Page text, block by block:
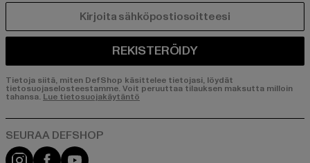
REKISTERÖIDY
Tietoja siitä, miten DefShop käsittelee tietojasi, löydät
tietosuojaselosteestamme. Voit peruuttaa tilauksen maksutta milloin
tahansa. Lue tietosuojakäytäntö
Visit our Instagram page:
Visit our Facebook page:
Visit our YouTube channel: